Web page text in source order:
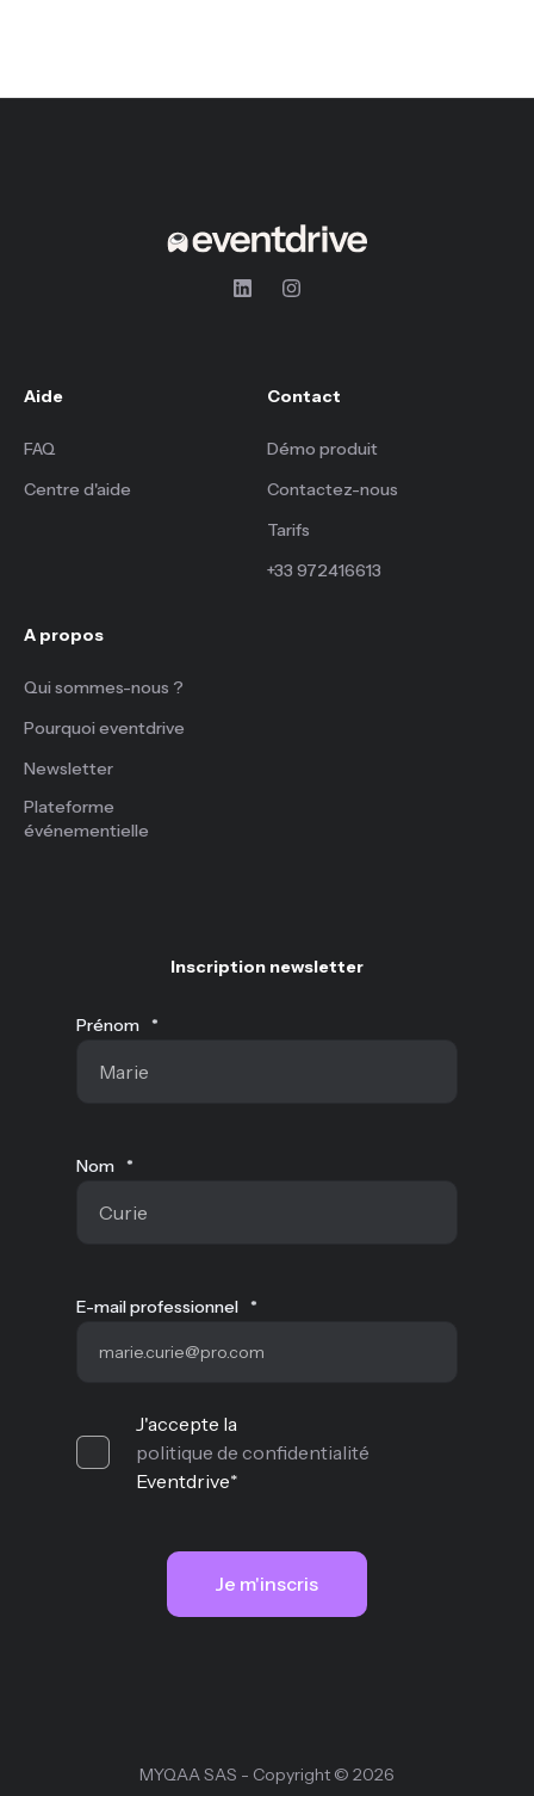
Aide
FAQ
Centre d'aide
Contact
Démo produit
Contactez-nous
Tarifs
+33 972416613
A propos
Qui sommes-nous ?
Pourquoi eventdrive
Newsletter
Plateforme
événementielle
Inscription newsletter
Prénom *
Nom *
E-mail professionnel *
J'accepte la
politique de confidentialité
Eventdrive*
MYQAA SAS - Copyright © 2026